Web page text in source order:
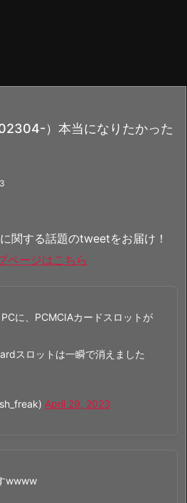
）本当になりたかった
関する話題のtweetをお届け！
ページはこちら
に、PCMCIAカードスロットが
スロットは一瞬で消えました
April 29, 2023
wwww